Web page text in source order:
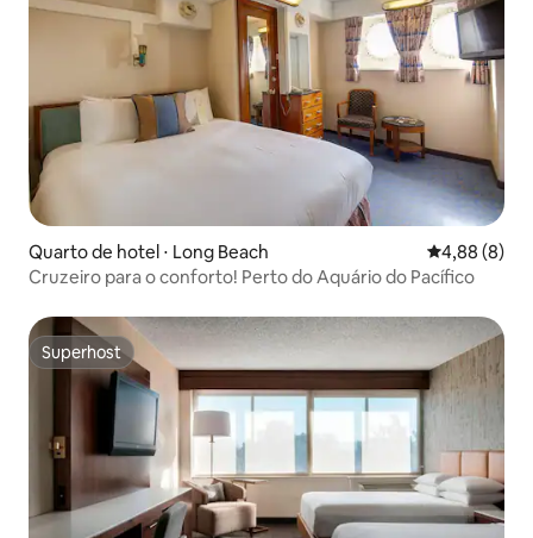
Quarto de hotel ⋅ Long Beach 4,88 de uma
4,88 (8)
Cruzeiro para o conforto! Perto do Aquário do Pacífico
Superhost
Superhost